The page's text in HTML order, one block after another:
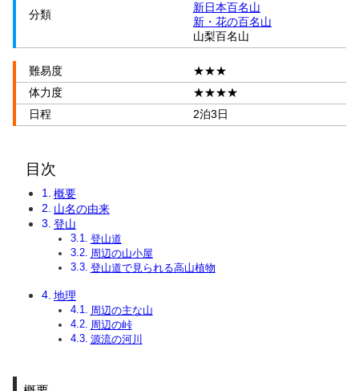
分類
新日本百名山
新・花の百名山
山梨百名山
難易度
★★★
体力度
★★★★
日程
2泊3日
目次
概要
山名の由来
登山
登山道
周辺の山小屋
登山道で見られる高山植物
地理
周辺の主な山
周辺の峠
源流の河川